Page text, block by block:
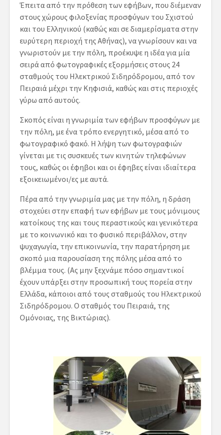
Έπειτα από την πρόθεση των εφήβων, που διέμεναν
στους χώρους φιλοξενίας προσφύγων του Σχιστού
και του Ελληνικού (καθώς και σε διαμερίσματα στην
ευρύτερη περιοχή της Αθήνας), να γνωρίσουν και να
γνωριστούν με την πόλη, προέκυψε η ιδέα για μία
σειρά από φωτογραφικές εξορμήσεις στους 24
σταθμούς του Ηλεκτρικού Σιδηρόδρομου, από τον
Πειραιά μέχρι την Κηφισιά, καθώς και στις περιοχές
γύρω από αυτούς.
Σκοπός είναι η γνωριμία των εφήβων προσφύγων με
την πόλη, με ένα τρόπο ενεργητικό, μέσα από το
φωτογραφικό φακό. Η λήψη των φωτογραφιών
γίνεται με τις συσκευές των κινητών τηλεφώνων
τους, καθώς οι έφηβοι και οι έφηβες είναι ιδιαίτερα
εξοικειωμένοι/ες με αυτά.
Πέρα από την γνωριμία μας με την πόλη, η δράση
στοχεύει στην επαφή των εφήβων με τους μόνιμους
κατοίκους της και τους περαστικούς και γενικότερα
με το κοινωνικό και το φυσικό περιβάλλον, στην
ψυχαγωγία, την επικοινωνία, την παρατήρηση με
σκοπό μια παρουσίαση της πόλης μέσα από το
βλέμμα τους. (Ας μην ξεχνάμε πόσο σημαντικοί
έχουν υπάρξει στην προσωπική τους πορεία στην
Ελλάδα, κάποιοι από τους σταθμούς του Ηλεκτρικού
Σιδηρόδρομου. Ο σταθμός του Πειραιά, της
Ομόνοιας, της Βικτώριας).